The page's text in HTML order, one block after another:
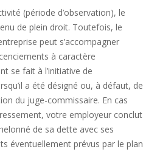
(période d’observation), le
de plein droit. Toutefois, le
peut s’accompagner
à caractère
se fait à l’initiative de
a été désigné ou, à défaut, de
du juge-commissaire. En cas
votre employeur conclut
de sa dette avec ses
éventuellement prévus par le plan